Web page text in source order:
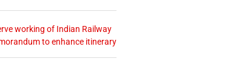
working of Indian Railway
to enhance itinerary